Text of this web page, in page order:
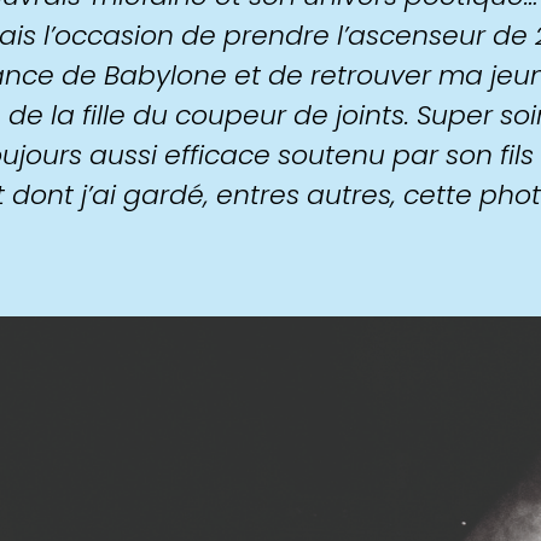
l’occasion de prendre l’ascenseur de
de Babylone et de retrouver ma
la fille du coupeur de joints. Super
aussi efficace soutenu par son
dont j’ai gardé, entres autres, cette